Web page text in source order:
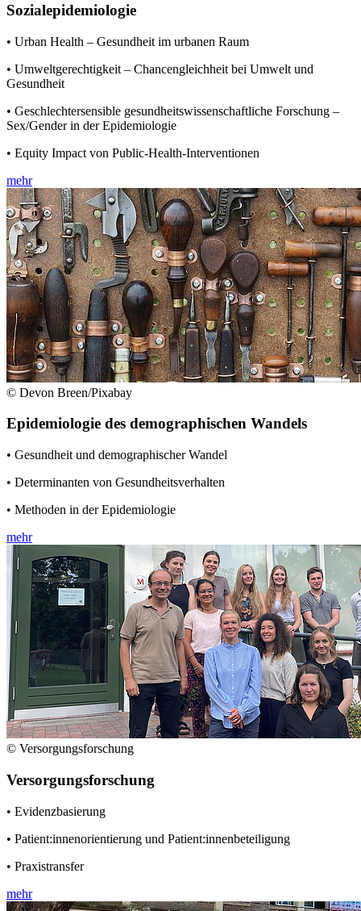
Sozialepidemiologie
• Urban Health – Gesundheit im urbanen Raum
• Umweltgerechtigkeit – Chancengleichheit bei Umwelt und
Gesundheit
• Geschlechtersensible gesundheitswissenschaftliche Forschung –
Sex/Gender in der Epidemiologie
• Equity Impact von Public-Health-Interventionen
mehr
© Devon Breen/Pixabay
Epidemiologie des demographischen Wandels
• Gesundheit und demographischer Wandel
• Determinanten von Gesundheitsverhalten
• Methoden in der Epidemiologie
mehr
© Versorgungsforschung
Versorgungsforschung
• Evidenzbasierung
• Patient:innenorientierung und Patient:innenbeteiligung
• Praxistransfer
mehr